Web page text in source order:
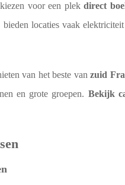
voor een plek direct
locaties vaak
van het beste vanzuid
en grote groepen. Bekijk